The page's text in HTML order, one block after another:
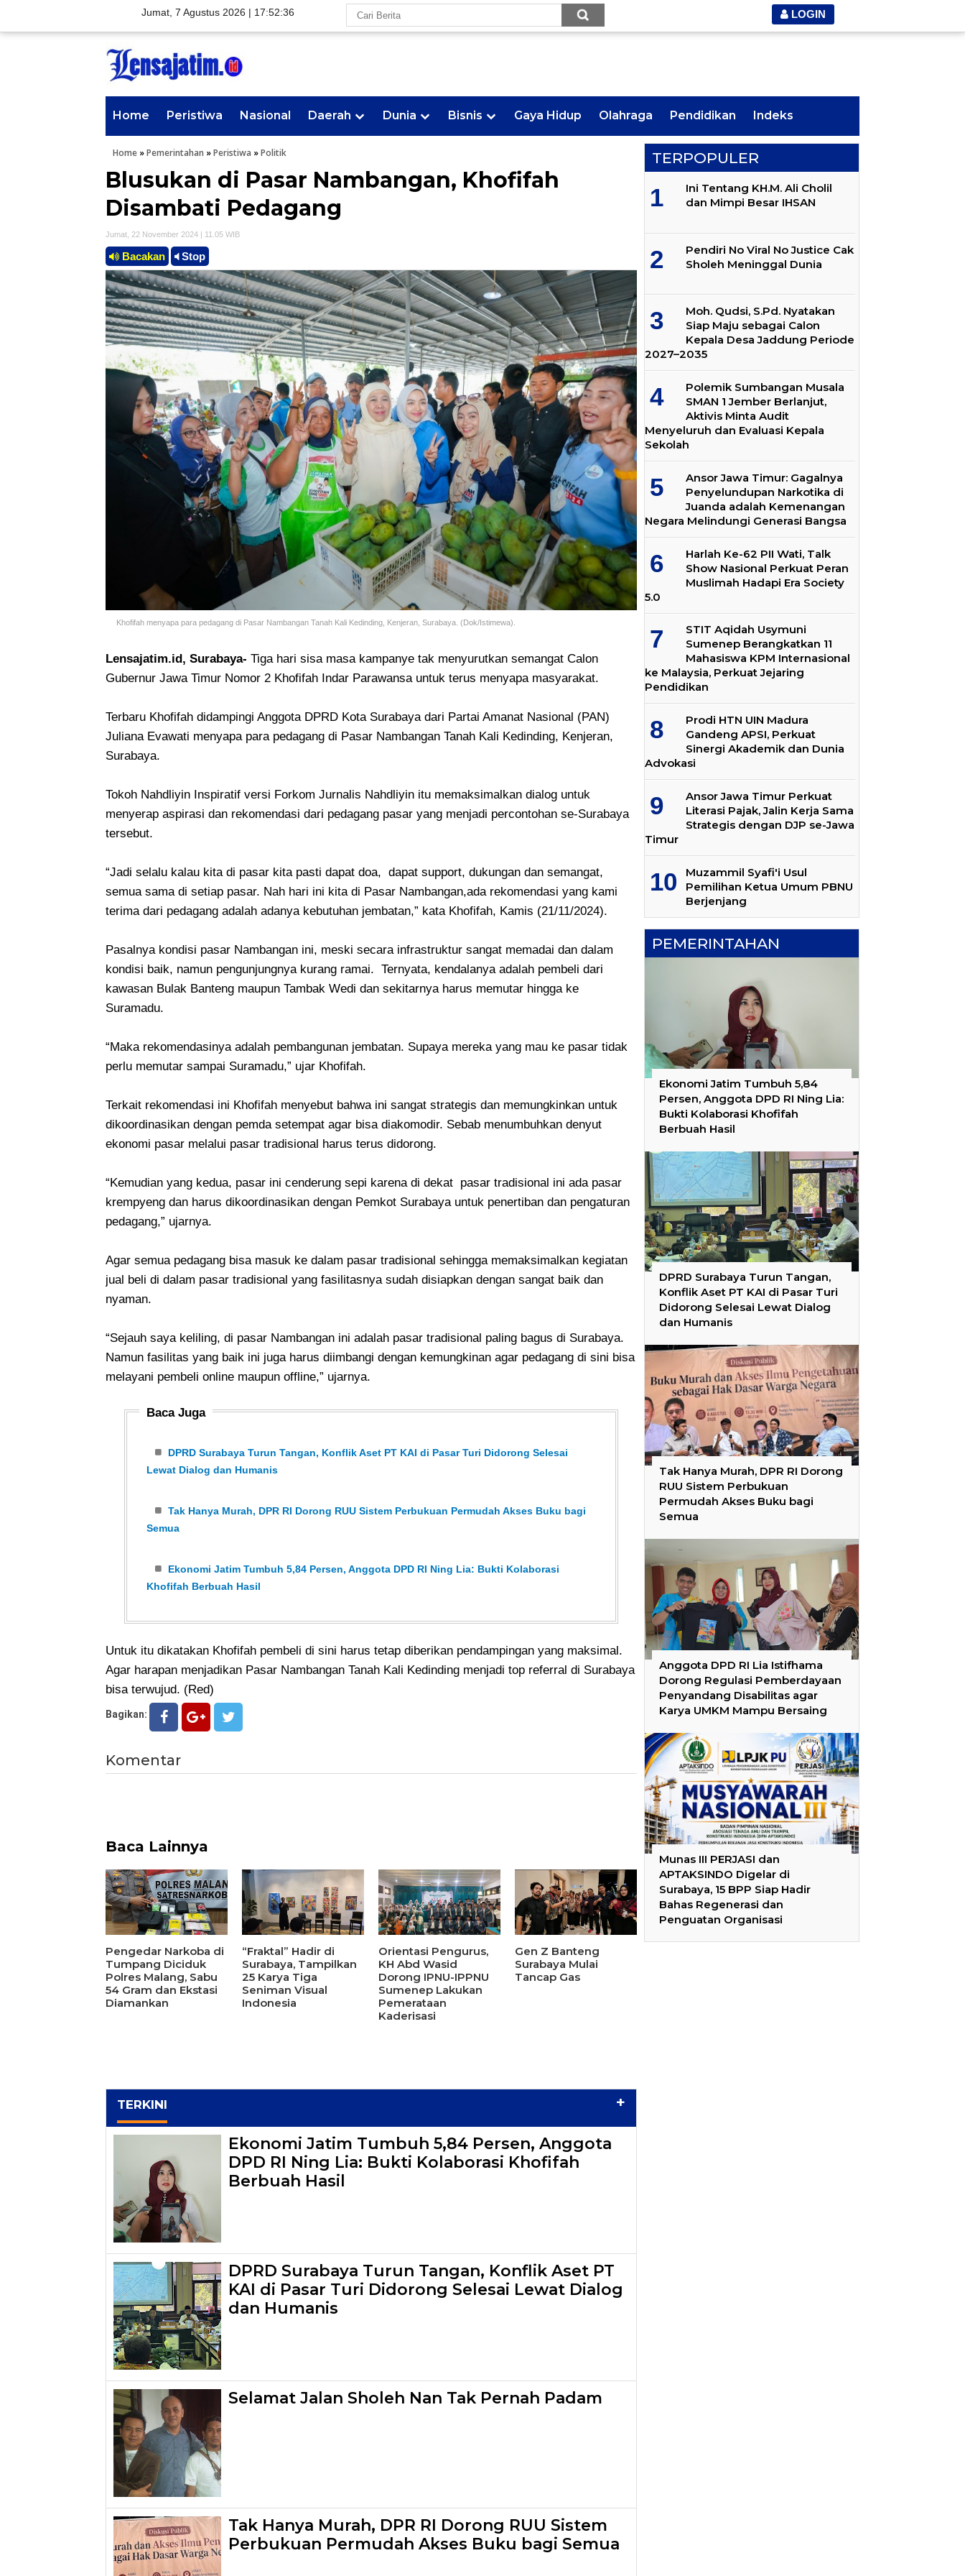
Jumat, 7 Agustus 2026 | 17:52:37 LOGIN
Home Peristiwa Nasional Daerah Dunia Bisnis Gaya Hidup Olahraga Pendidikan Indeks
Home »Pemerintahan »Peristiwa »Politik
Blusukan di Pasar Nambangan, Khofifah
Disambati Pedagang
Jumat, 22 November 2024 | 11.05 WIB
Bacakan Stop
Khofifah menyapa para pedagang di Pasar Nambangan Tanah Kali Kedinding, Kenjeran, Surabaya. (Dok/Istimewa).
Lensajatim.id, Surabaya- Tiga hari sisa masa kampanye tak menyurutkan semangat Calon
Gubernur Jawa Timur Nomor 2 Khofifah Indar Parawansa untuk terus menyapa masyarakat.
Terbaru Khofifah didampingi Anggota DPRD Kota Surabaya dari Partai Amanat Nasional (PAN)
Juliana Evawati menyapa para pedagang di Pasar Nambangan Tanah Kali Kedinding, Kenjeran,
Surabaya.
Tokoh Nahdliyin Inspiratif versi Forkom Jurnalis Nahdliyin itu memaksimalkan dialog untuk
menyerap aspirasi dan rekomendasi dari pedagang pasar yang menjadi percontohan se-Surabaya
tersebut.
“Jadi selalu kalau kita di pasar kita pasti dapat doa, dapat support, dukungan dan semangat,
semua sama di setiap pasar. Nah hari ini kita di Pasar Nambangan,ada rekomendasi yang kami
terima dari pedagang adalah adanya kebutuhan jembatan,” kata Khofifah, Kamis (21/11/2024).
Pasalnya kondisi pasar Nambangan ini, meski secara infrastruktur sangat memadai dan dalam
kondisi baik, namun pengunjungnya kurang ramai. Ternyata, kendalanya adalah pembeli dari
kawasan Bulak Banteng maupun Tambak Wedi dan sekitarnya harus memutar hingga ke
Suramadu.
“Maka rekomendasinya adalah pembangunan jembatan. Supaya mereka yang mau ke pasar tidak
perlu memutar sampai Suramadu,” ujar Khofifah.
Terkait rekomendasi ini Khofifah menyebut bahwa ini sangat strategis dan memungkinkan untuk
dikoordinasikan dengan pemda setempat agar bisa diakomodir. Sebab menumbuhkan denyut
ekonomi pasar melalui pasar tradisional harus terus didorong.
“Kemudian yang kedua, pasar ini cenderung sepi karena di dekat pasar tradisional ini ada pasar
krempyeng dan harus dikoordinasikan dengan Pemkot Surabaya untuk penertiban dan pengaturan
pedagang,” ujarnya.
Agar semua pedagang bisa masuk ke dalam pasar tradisional sehingga memaksimalkan kegiatan
jual beli di dalam pasar tradisional yang fasilitasnya sudah disiapkan dengan sangat baik dan
nyaman.
“Sejauh saya keliling, di pasar Nambangan ini adalah pasar tradisional paling bagus di Surabaya.
Namun fasilitas yang baik ini juga harus diimbangi dengan kemungkinan agar pedagang di sini bisa
melayani pembeli online maupun offline,” ujarnya.
Baca Juga
DPRD Surabaya Turun Tangan, Konflik Aset PT KAI di Pasar Turi Didorong Selesai
Lewat Dialog dan Humanis
Tak Hanya Murah, DPR RI Dorong RUU Sistem Perbukuan Permudah Akses Buku bagi
Semua
Ekonomi Jatim Tumbuh 5,84 Persen, Anggota DPD RI Ning Lia: Bukti Kolaborasi
Khofifah Berbuah Hasil
Untuk itu dikatakan Khofifah pembeli di sini harus tetap diberikan pendampingan yang maksimal.
Agar harapan menjadikan Pasar Nambangan Tanah Kali Kedinding menjadi top referral di Surabaya
bisa terwujud. (Red)
Bagikan:
Komentar
Baca Lainnya
Pengedar Narkoba di
Tumpang Diciduk
Polres Malang, Sabu
54 Gram dan Ekstasi
Diamankan
“Fraktal” Hadir di
Surabaya, Tampilkan
25 Karya Tiga
Seniman Visual
Indonesia
Orientasi Pengurus,
KH Abd Wasid
Dorong IPNU-IPPNU
Sumenep Lakukan
Pemerataan
Kaderisasi
Gen Z Banteng
Surabaya Mulai
Tancap Gas
TERKINI +
Ekonomi Jatim Tumbuh 5,84 Persen, Anggota
DPD RI Ning Lia: Bukti Kolaborasi Khofifah
Berbuah Hasil
DPRD Surabaya Turun Tangan, Konflik Aset PT
KAI di Pasar Turi Didorong Selesai Lewat Dialog
dan Humanis
Selamat Jalan Sholeh Nan Tak Pernah Padam
Tak Hanya Murah, DPR RI Dorong RUU Sistem
Perbukuan Permudah Akses Buku bagi Semua
TERPOPULER
Ini Tentang KH.M. Ali Cholil
dan Mimpi Besar IHSAN
Pendiri No Viral No Justice Cak
Sholeh Meninggal Dunia
Moh. Qudsi, S.Pd. Nyatakan
Siap Maju sebagai Calon
Kepala Desa Jaddung Periode
2027–2035
Polemik Sumbangan Musala
SMAN 1 Jember Berlanjut,
Aktivis Minta Audit
Menyeluruh dan Evaluasi Kepala
Sekolah
Ansor Jawa Timur: Gagalnya
Penyelundupan Narkotika di
Juanda adalah Kemenangan
Negara Melindungi Generasi Bangsa
Harlah Ke-62 PII Wati, Talk
Show Nasional Perkuat Peran
Muslimah Hadapi Era Society
5.0
STIT Aqidah Usymuni
Sumenep Berangkatkan 11
Mahasiswa KPM Internasional
ke Malaysia, Perkuat Jejaring
Pendidikan
Prodi HTN UIN Madura
Gandeng APSI, Perkuat
Sinergi Akademik dan Dunia
Advokasi
Ansor Jawa Timur Perkuat
Literasi Pajak, Jalin Kerja Sama
Strategis dengan DJP se-Jawa
Timur
Muzammil Syafi'i Usul
Pemilihan Ketua Umum PBNU
Berjenjang
PEMERINTAHAN
Ekonomi Jatim Tumbuh 5,84
Persen, Anggota DPD RI Ning Lia:
Bukti Kolaborasi Khofifah
Berbuah Hasil
DPRD Surabaya Turun Tangan,
Konflik Aset PT KAI di Pasar Turi
Didorong Selesai Lewat Dialog
dan Humanis
Tak Hanya Murah, DPR RI Dorong
RUU Sistem Perbukuan
Permudah Akses Buku bagi
Semua
Anggota DPD RI Lia Istifhama
Dorong Regulasi Pemberdayaan
Penyandang Disabilitas agar
Karya UMKM Mampu Bersaing
Munas III PERJASI dan
APTAKSINDO Digelar di
Surabaya, 15 BPP Siap Hadir
Bahas Regenerasi dan
Penguatan Organisasi